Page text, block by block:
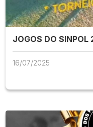
JOGOS DO SINPOL
16/07/2025